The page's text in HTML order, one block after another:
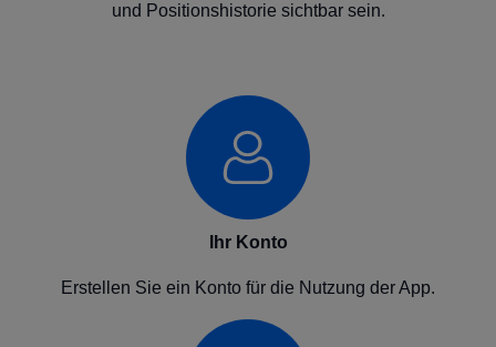
und Positionshistorie sichtbar sein.
Ihr Konto
Erstellen Sie ein Konto für die Nutzung der App.